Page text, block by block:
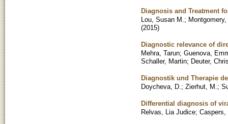
Diagnosis and Treatment
Lou, Susan M. ;
(2015)
Diagnostic relevance of
Mehra, Tarun; Guenova,
Schaller, Martin; Deuter,
Diagnostik und Therapie
Doycheva, D. ; Zierhut, M. ;
Differential diagnosis of
Relvas, Lia Judice; Caspers,